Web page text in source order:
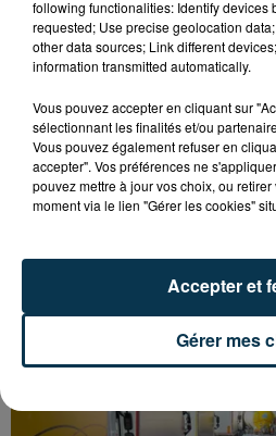
L’ASSE RÉDUIT FACE À
PREMIÈRE VICTOIRE POUR
following functionalities: Identify devices
requested; Use precise geolocation
other data sources; Link different
information transmitted automatically.
Vous pouvez accepter en cliquant sur
sélectionnant les finalités et/ou
Vous pouvez également refuser en
accepter". Vos préférences ne
pouvez mettre à jour vos choix, ou
moment via le lien "Gérer les cookies"
Gérer mes
Accepter et